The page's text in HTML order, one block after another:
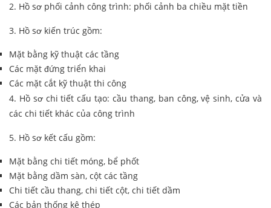
2. Hồ sơ phối cảnh công trình: phối cảnh ba chiều mặt tiền
3. Hồ sơ kiến trúc gồm:
Mặt bằng kỹ thuật các tầng
Các mặt đứng triển khai
Các mặt cắt kỹ thuật thi công
4. Hồ sơ chi tiết cấu tạo: cầu thang, ban công, vệ sinh, cửa và
các chi tiết khác của công trình
5. Hồ sơ kết cấu gồm:
Mặt bằng chi tiết móng, bể phốt
Mặt bằng dầm sàn, cột các tầng
Chi tiết cầu thang, chi tiết cột, chi tiết dầm
Các bản thống kê thép